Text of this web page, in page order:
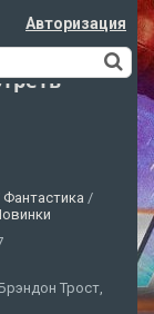
Авторизация
Фантастика /
Трост,